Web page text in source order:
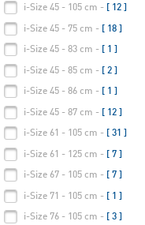
i-Size 45 - 105 cm - [ 12 ]
i-Size 45 - 75 cm - [ 18 ]
i-Size 45 - 83 cm - [ 1 ]
i-Size 45 - 85 cm - [ 2 ]
i-Size 45 - 86 cm - [ 1 ]
i-Size 45 - 87 cm - [ 12 ]
i-Size 61 - 105 cm - [ 31 ]
i-Size 61 - 125 cm - [ 7 ]
i-Size 67 - 105 cm - [ 7 ]
i-Size 71 - 105 cm - [ 1 ]
i-Size 76 - 105 cm - [ 3 ]